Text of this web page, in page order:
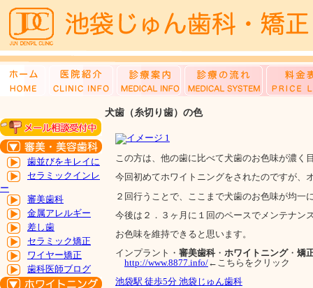
歯並びをキレイに
セラミックインレ
ー
審美歯科
金属アレルギー
差し歯
セラミック矯正
ワイヤー矯正
歯科医師ブログ
犬歯（糸切り歯）の色
この方は、他の歯に比べて犬歯のお色味が濃く
今回初めてホワイトニングをされたのですが、
２回行うことで、ここまで犬歯のお色味が均一
今後は２．３ヶ月に１回のペースでメンテナン
お色味を維持できると思います。
インプラント・ 審美歯科・ ホワイトニング・ 矯
http://www.8877.info/←こちらをクリック
池袋駅 徒歩5分 池袋じゅん歯科